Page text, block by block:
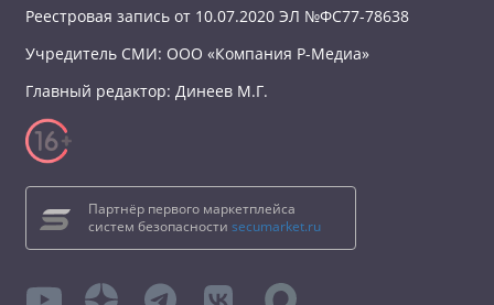
Реестровая запись от 10.07.2020 ЭЛ №ФС77-78638
Учредитель СМИ: ООО «Компания Р-Медиа»
Главный редактор: Динеев М.Г.
Партнёр первого маркетплейса
систем безопасности secumarket.ru